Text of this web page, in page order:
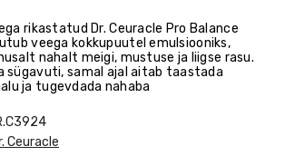
rikastatud Dr. Ceuracle Pro Balance
veega kokkupuutel emulsiooniks,
nahalt meigi, mustuse ja liigse rasu.
sügavuti, samal ajal aitab taastada
ja tugevdada nahaba
Ceuracle